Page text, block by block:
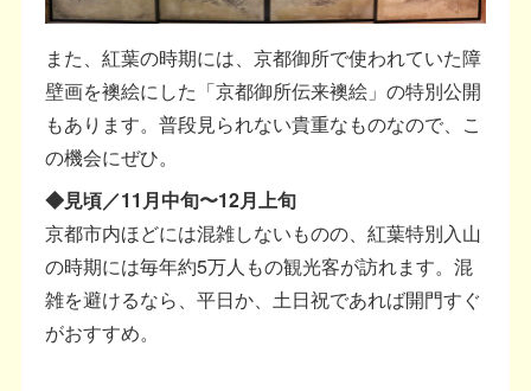
また、紅葉の時期には、京都御所で使われていた障
壁画を襖絵にした「京都御所伝来襖絵」の特別公開
もあります。普段見られない貴重なものなので、こ
の機会にぜひ。
◆見頃／11月中旬〜12月上旬
京都市内ほどには混雑しないものの、紅葉特別入山
の時期には毎年約5万人もの観光客が訪れます。混
雑を避けるなら、平日か、土日祝であれば開門すぐ
がおすすめ。